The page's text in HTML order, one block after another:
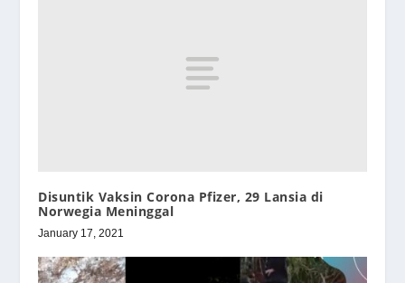
Disuntik Vaksin Corona Pfizer, 29 Lansia di
Norwegia Meninggal
January 17, 2021